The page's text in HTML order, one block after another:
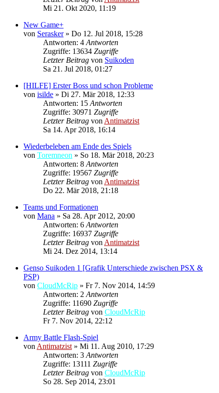
Mi 21. Okt 2020, 11:19
New Game+
von Serasker» Do 12. Jul 2018, 15:28
Antworten: 4 Antworten
Zugriffe: 13634 Zugriffe
Letzter Beitrag von Suikoden
Sa 21. Jul 2018, 01:27
[HILFE] Erster Boss und schon Probleme
von isilde » Di 27. Mär 2018, 12:33
Antworten: 15 Antworten
Zugriffe: 30971 Zugriffe
Letzter Beitrag von Antimatzist
Sa 14. Apr 2018, 16:14
Wiederbeleben am Ende des Spiels
von Toremneon » So 18. Mär 2018, 20:23
Antworten: 8 Antworten
Zugriffe: 19567 Zugriffe
Letzter Beitrag von Antimatzist
Do 22. Mär 2018, 21:18
Teams und Formationen
von Mana » Sa 28. Apr 2012, 20:00
Antworten: 6 Antworten
Zugriffe: 16937 Zugriffe
Letzter Beitrag von Antimatzist
Mi 24. Dez 2014, 13:14
Genso Suikoden 1 [Grafik Unterschiede zwischen PSX &
PSP)
von CloudMcRip » Fr 7. Nov 2014, 14:59
Antworten: 2 Antworten
Zugriffe: 11690 Zugriffe
Letzter Beitrag von CloudMcRip
Fr 7. Nov 2014, 22:12
Army Battle Flash-Spiel
von Antimatzist » Mi 11. Aug 2010, 17:29
Antworten: 3 Antworten
Zugriffe: 13111 Zugriffe
Letzter Beitrag von CloudMcRip
So 28. Sep 2014, 23:01